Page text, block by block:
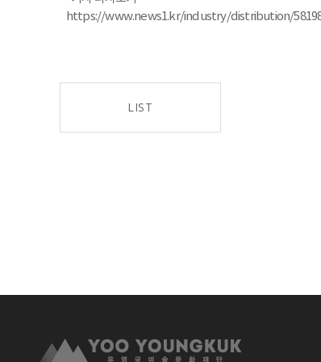
https://www.news1.kr/industry/distribution/
LIST